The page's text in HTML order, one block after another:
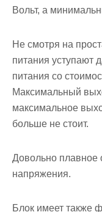
Вольт, а
Не смотря на
питания уступают
питания со
Максимальный
максимальное
больше не стоит.
Довольно плавное
напряжения.
Блок имеет также